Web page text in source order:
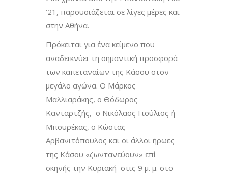
’21, παρουσιάζεται σε λίγες μέρες και
στην Αθήνα.
Πρόκειται για ένα κείμενο που
αναδεικνύει τη σημαντική προσφορά
των καπεταναίων της Κάσου στον
μεγάλο αγώνα. Ο Μάρκος
Μαλλιαράκης, ο Θόδωρος
Κανταρτζής, ο Νικόλαος Γιούλιος ή
Μπουρέκας, ο Κώστας
Αρβανιτόπουλος και οι άλλοι ήρωες
της Κάσου «ζωντανεύουν» επί
σκηνής την Κυριακή στις 9 μ. μ. στο